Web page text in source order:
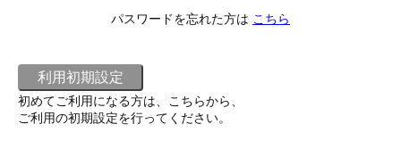
パスワードを忘れた方は こちら
初めてご利用になる方は、こちらから、
ご利用の初期設定を行ってください。